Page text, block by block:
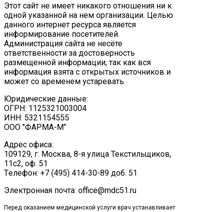
Этот сайт не имеет никакого отношения ни к
одной указанной на нем организации. Целью
данного интернет ресурса является
информирование посетителей.
Администрация сайта не несёте
ответственности за достоверность
размещенной информации, так как вся
информация взята с открытых источников и
может со временем устаревать.
Юридические данные:
ОГРН: 1125321003004
ИНН: 5321154555
ООО "ФАРМА-М"
Адрес офиса:
109129, г. Москва, ​8-я улица Текстильщиков,
11с2, оф. 51
Tелефон: +7 (495) 414-30-89 доб. 51
Электронная почта: office@mdc51.ru
Перед оказанием медицинской услуги врач устанавливает